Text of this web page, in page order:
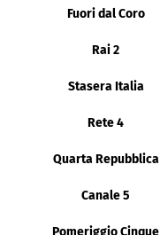
Fuori dal Coro
Rai 2
Stasera Italia
Rete 4
Quarta Repubblica
Canale 5
Pomeriggio Cinque